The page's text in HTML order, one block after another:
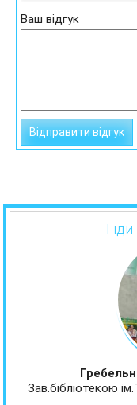
Ваш відгук
Зав.бібліотекою